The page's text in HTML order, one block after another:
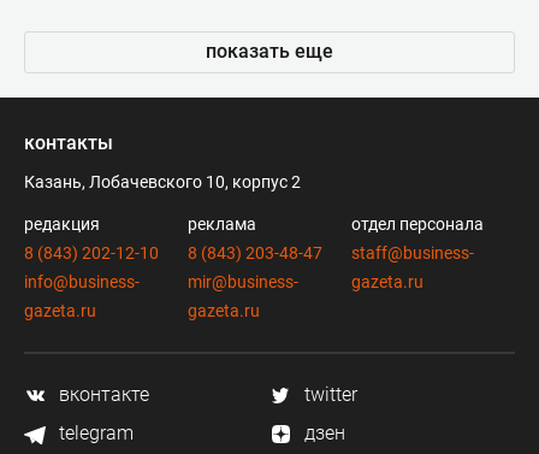
показать еще
контакты
Казань, Лобачевского 10, корпус 2
редакция
8 (843) 202-12-10
info@business-
gazeta.ru
реклама
8 (843) 203-48-47
mir@business-
gazeta.ru
отдел персонала
staff@business-
gazeta.ru
вконтакте
twitter
telegram
дзен